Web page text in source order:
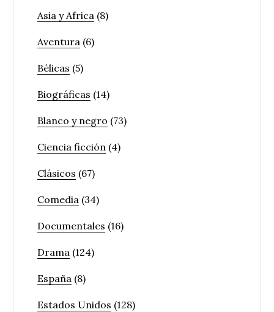
Asia y Africa (8)
Aventura (6)
Bélicas (5)
Biográficas (14)
Blanco y negro (73)
Ciencia ficción (4)
Clásicos (67)
Comedia (34)
Documentales (16)
Drama (124)
España (8)
Estados Unidos (128)